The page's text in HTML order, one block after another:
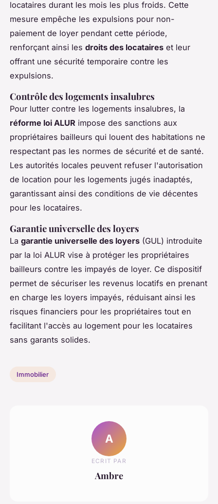
locataires durant les mois les plus froids. Cette
mesure empêche les expulsions pour non-
paiement de loyer pendant cette période,
renforçant ainsi les droits des locataires et leur
offrant une sécurité temporaire contre les
expulsions.
Contrôle des logements insalubres
Pour lutter contre les logements insalubres, la
réforme loi ALUR impose des sanctions aux
propriétaires bailleurs qui louent des habitations ne
respectant pas les normes de sécurité et de santé.
Les autorités locales peuvent refuser l'autorisation
de location pour les logements jugés inadaptés,
garantissant ainsi des conditions de vie décentes
pour les locataires.
Garantie universelle des loyers
La garantie universelle des loyers (GUL) introduite
par la loi ALUR vise à protéger les propriétaires
bailleurs contre les impayés de loyer. Ce dispositif
permet de sécuriser les revenus locatifs en prenant
en charge les loyers impayés, réduisant ainsi les
risques financiers pour les propriétaires tout en
facilitant l'accès au logement pour les locataires
sans garants solides.
Immobilier
A
ECRIT PAR
Ambre